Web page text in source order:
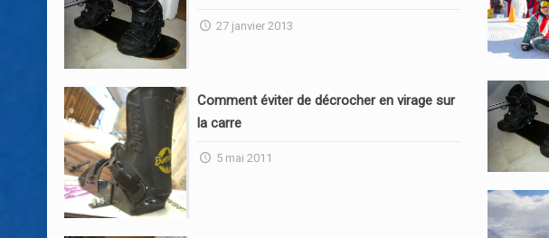
27 janvier 2013
Comment éviter de décrocher en virage sur
la carre
5 mai 2011